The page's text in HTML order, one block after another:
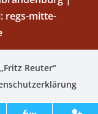
regs-mitte-
Reuter“